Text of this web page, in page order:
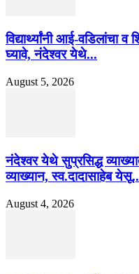
विद्यार्थ्यांनी आई-वडिलांचा
घ्यावे, नंदेश्वर येथे...
August 5, 2026
नंदेश्वर येथे सुप्रसिद्ध
व्याख्यान, स्व.दादासाहेब
August 4, 2026